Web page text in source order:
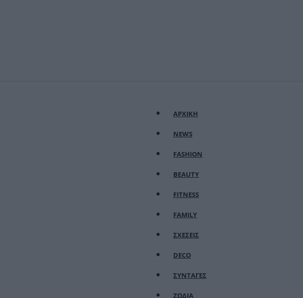
ΑΡΧΙΚΗ
NEWS
FASHION
BEAUTY
FITNESS
FAMILY
ΣΧΕΣΕΙΣ
DECO
ΣΥΝΤΑΓΕΣ
ΖΩΔΙΑ